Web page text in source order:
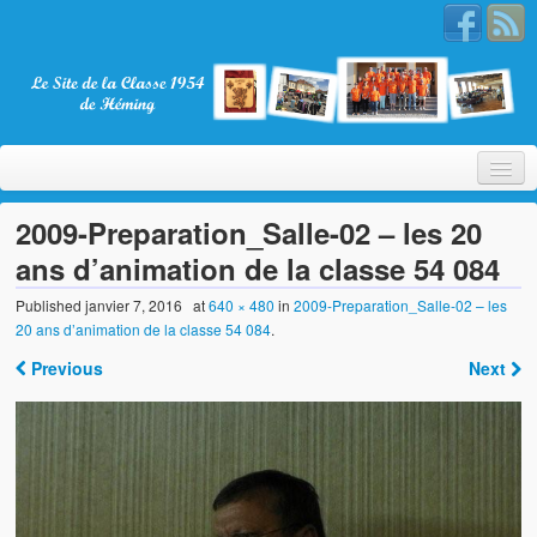
Bienvenue
2009-Preparation_Salle-02 – les 20
ans d’animation de la classe 54 084
Publishedjanvier 7, 2016 at640 × 480 in2009-Preparation_Salle-02 – les
20 ans d’animation de la classe 54 084.
Previous Next